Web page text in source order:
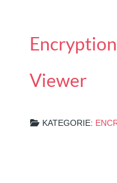
Viewer
KATEGORIE: